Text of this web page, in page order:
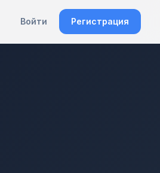
Войти Регистрация